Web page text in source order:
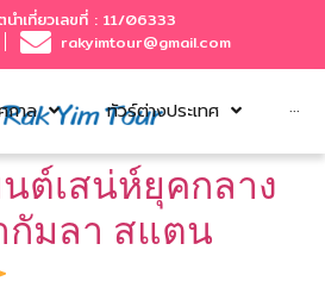
ำเที่ยวเลขที่ : 11/06333
rakyimtour@gmail.com
กาล ทัวร์ต่างประเทศ ···
ต์เสน่ห์ยุคกลาง
กัมลา สแตน